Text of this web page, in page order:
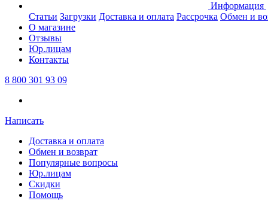
Информация
Статьи Загрузки Доставка и оплата Рассрочка Обмен и
О магазине
Отзывы
Юр.лицам
Контакты
8 800 301 93 09
Написать
Доставка и оплата
Обмен и возврат
Популярные вопросы
Юр.лицам
Скидки
Помощь